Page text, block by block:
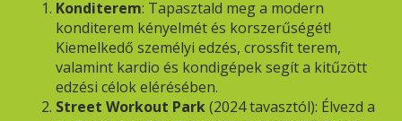
Konditerem: Tapasztald meg a modern
konditerem kényelmét és korszerűségét!
Kiemelkedő személyi edzés, crossfit terem,
valamint kardio és kondigépek segít a kitűzött
edzési célok elérésében.
Street Workout Park(2024 tavasztól): Élvezd a